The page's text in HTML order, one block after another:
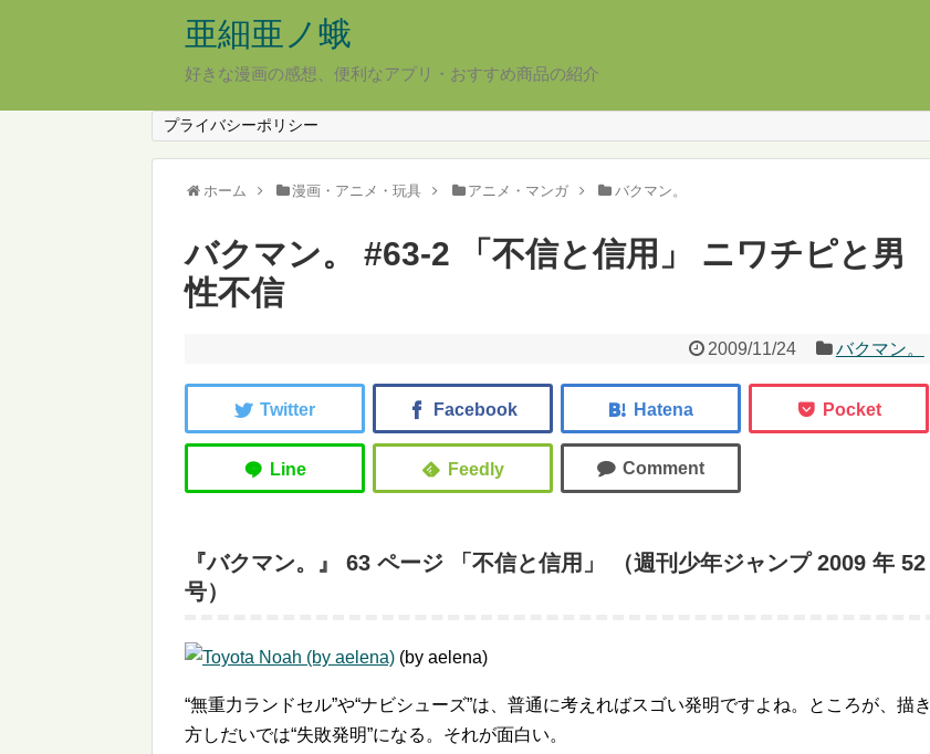
亜細亜ノ蛾
好きな漫画の感想、便利なアプリ・おすすめ商品の紹介
プライバシーポリシー
ホーム 漫画・アニメ・玩具 アニメ・マンガ バクマン。
バクマン。 #63-2 「不信と信用」 ニワチピと男
性不信
2009/11/24 バクマン。
『バクマン。』 63 ページ 「不信と信用」 （週刊少年ジャンプ 2009 年 52
号）
(by aelena)
無重力ランドセル や ナビシューズ は、普通に考えればスゴい発明ですよね。ところが、描き
方しだいでは 失敗発明 になる。それが面白い。